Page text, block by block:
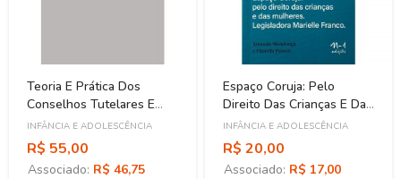
Teoria E Prática Dos
Conselhos Tutelares E
Conselhos Dos Direitos
Da Criança E Do
Adolescente
INFÂNCIA E ADOLESCÊNCIA
R$ 55,00
Associado: R$ 46,75
Espaço Coruja: Pelo
Direito Das Crianças E Das
Mulheres. Legisladora
Marielle Franco
INFÂNCIA E ADOLESCÊNCIA
R$ 20,00
Associado: R$ 17,00